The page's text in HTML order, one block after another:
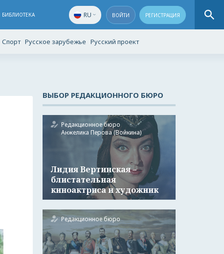
БИБЛИОТЕКА RU ВОЙТИ РЕГИСТРАЦИЯ
Спорт Русское зарубежье Русский проект
ВЫБОР РЕДАКЦИОННОГО БЮРО
Редакционное бюро
Анжелика Перова (Войкина)
Лидия Вертинская –
блистательная
киноактриса и художник
Редакционное бюро